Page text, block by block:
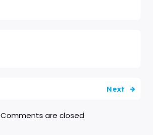
Next
Comments are closed